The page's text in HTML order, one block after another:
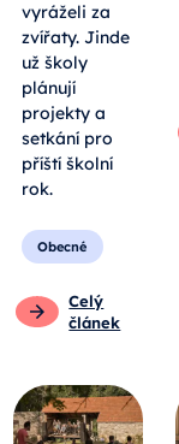
vyráželi za
zvířaty. Jinde
už školy
plánují
projekty a
setkání pro
příští školní
rok.
Obecné
Celý
článek